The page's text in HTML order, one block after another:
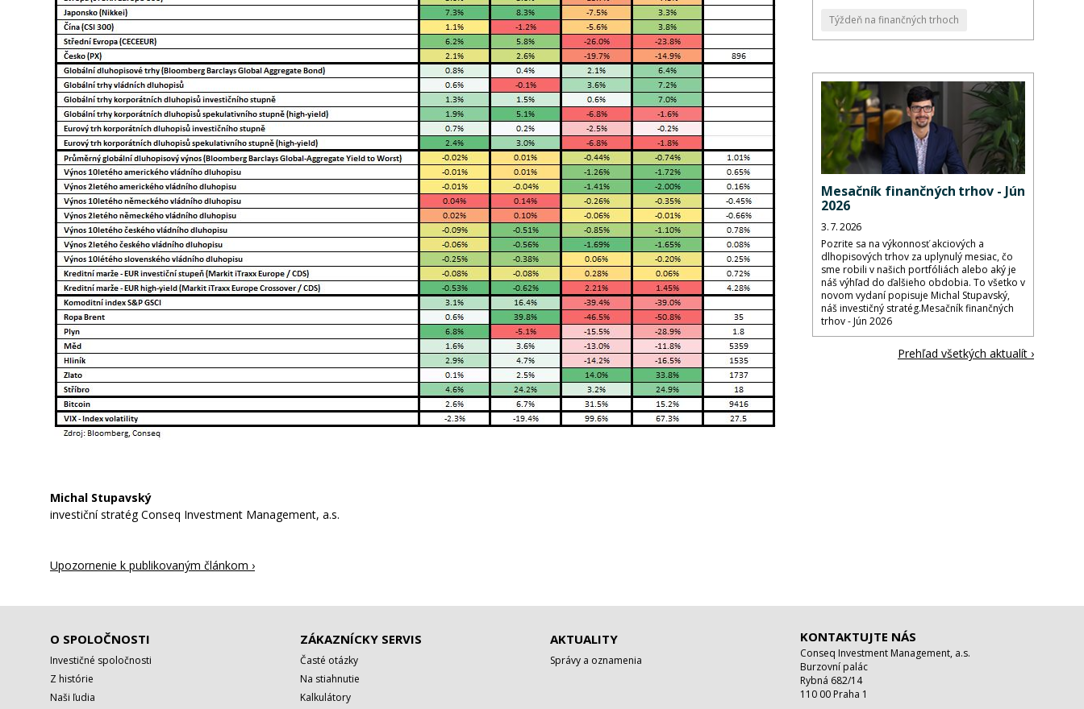
Michal Stupavský
investiční stratég Conseq Investment Management, a.s.
Upozornenie k publikovaným článkom ›
Týždeň na finančných trhoch
Mesačník finančných trhov - Jún
2026
3. 7. 2026
Pozrite sa na výkonnosť akciových a
dlhopisových trhov za uplynulý mesiac, čo
sme robili v našich portfóliách alebo aký je
náš výhľad do ďalšieho obdobia. To všetko v
novom vydaní popisuje Michal Stupavský,
náš investičný stratég.Mesačník finančných
trhov - Jún 2026
Prehľad všetkých aktualít ›
O SPOLOČNOSTI
Investičné spoločnosti
Z histórie
Naši ľudia
ZÁKAZNÍCKY SERVIS
Časté otázky
Na stiahnutie
Kalkulátory
AKTUALITY
Správy a oznamenia
KONTAKTUJTE NÁS
Conseq Investment Management, a.s.
Burzovní palác
Rybná 682/14
110 00 Praha 1